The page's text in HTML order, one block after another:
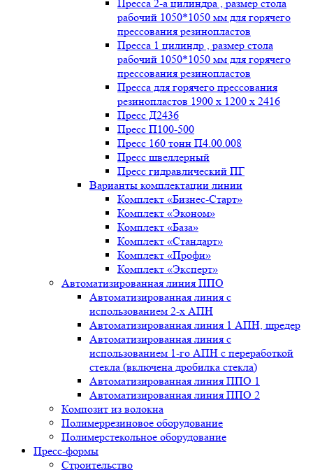
Пресса 2-а цилиндра , размер стола
рабочий 1050*1050 мм для горячего
прессования резинопластов
Пресса 1 цилиндр , размер стола
рабочий 1050*1050 мм для горячего
прессования резинопластов
Пресса для горячего прессования
резинопластов 1900 х 1200 х 2416
Пресс Д2436
Пресс П100-500
Пресс 160 тонн П4.00.008
Пресс швеллерный
Пресс гидравлический ПГ
Варианты комплектации линии
Комплект «Бизнес-Старт»
Комплект «Эконом»
Комплект «База»
Комплект «Стандарт»
Комплект «Профи»
Комплект «Эксперт»
Автоматизированная линия ППО
Автоматизированная линия с
использованием 2-х АПН
Автоматизированная линия 1 АПН, шредер
Автоматизированная линия с
использованием 1-го АПН с переработкой
стекла (включена дробилка стекла)
Автоматизированная линия ППО 1
Автоматизированная линия ППО 2
Композит из волокна
Полимеррезиновое оборудование
Полимерстекольное оборудование
Пресс-формы
Строительство